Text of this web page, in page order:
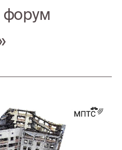
форум